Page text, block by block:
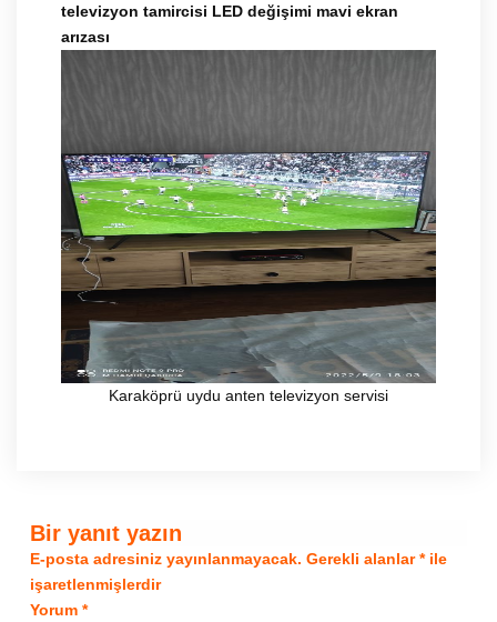
televizyon tamircisi LED değişimi mavi ekran
arızası
Karaköprü uydu anten televizyon servisi
Bir yanıt yazın
E-posta adresiniz yayınlanmayacak. Gerekli alanlar*ile
işaretlenmişlerdir
Yorum *